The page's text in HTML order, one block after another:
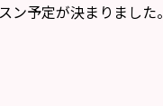
ン予定が決まりました。